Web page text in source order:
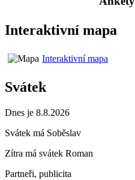
Interaktivní mapa
Interaktivní mapa
Svátek
Dnes je 8.8.2026
Svátek má Soběslav
Zítra má svátek Roman
Partneři, publicita